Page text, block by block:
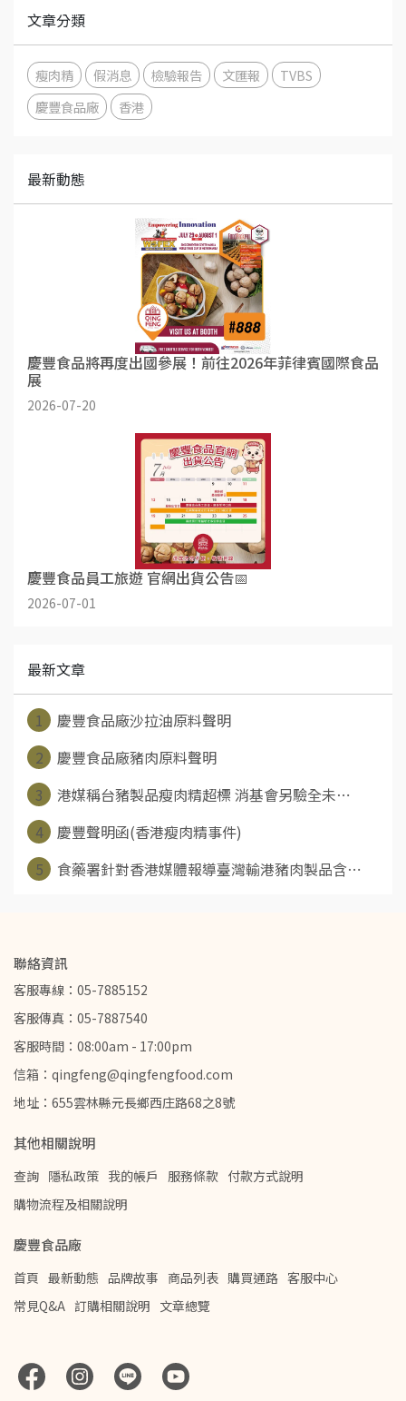
文章分類
瘦肉精 假消息 檢驗報告 文匯報
TVBS
慶豐食品廠
香港
最新動態
慶豐食品將再度出國參展！前往2026年菲律賓國際食品
展
2026-07-20
慶豐食品員工旅遊 官網出貨公告📅
2026-07-01
最新文章
1
慶豐食品廠沙拉油原料聲明
2
慶豐食品廠豬肉原料聲明
3
港媒稱台豬製品瘦肉精超標 消基會另驗全未⋯
4
慶豐聲明函(香港瘦肉精事件)
5
食藥署針對香港媒體報導臺灣輸港豬肉製品含⋯
聯絡資訊
客服專線：05-7885152
客服傳真：05-7887540
客服時間：08:00am - 17:00pm
信箱：qingfeng@qingfengfood.com
地址：655雲林縣元長鄉西庄路68之8號
其他相關說明
查詢 隱私政策 我的帳戶 服務條款 付款方式說明
購物流程及相關說明
慶豐食品廠
首頁 最新動態 品牌故事 商品列表 購買通路 客服中心
常見Q&A 訂購相關說明 文章總覽